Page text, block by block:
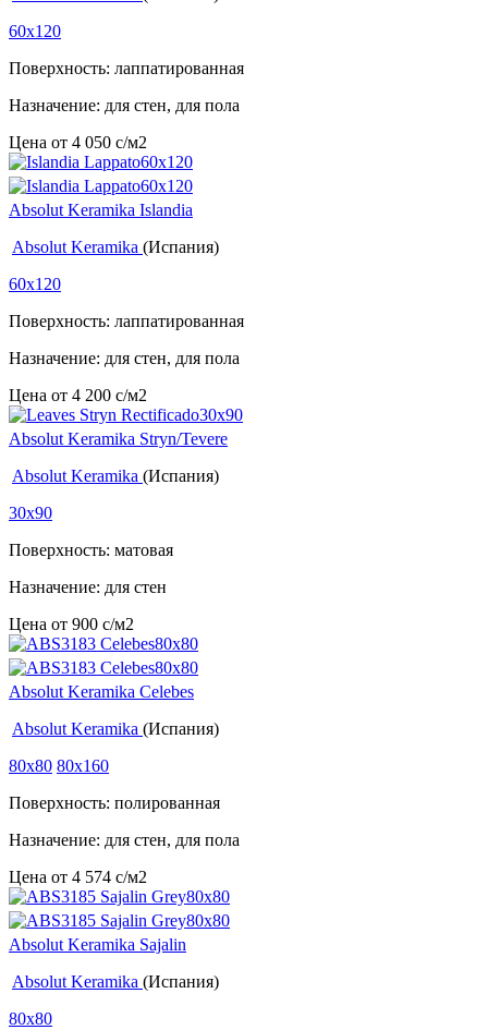
60x120
Поверхность: лаппатированная
Назначение: для стен, для пола
Цена от 4 050 c/м2
Absolut Keramika Islandia
Absolut Keramika (Испания)
60x120
Поверхность: лаппатированная
Назначение: для стен, для пола
Цена от 4 200 c/м2
Absolut Keramika Stryn/Tevere
Absolut Keramika (Испания)
30x90
Поверхность: матовая
Назначение: для стен
Цена от 900 c/м2
Absolut Keramika Celebes
Absolut Keramika (Испания)
80x80 80x160
Поверхность: полированная
Назначение: для стен, для пола
Цена от 4 574 c/м2
Absolut Keramika Sajalin
Absolut Keramika (Испания)
80x80